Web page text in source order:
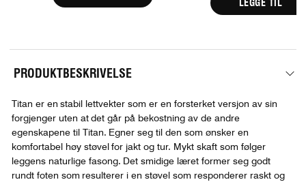
LEGGE TIL
PRODUKTBESKRIVELSE
Titan er en stabil lettvekter som er en forsterket versjon av sin
forgjenger uten at det går på bekostning av de andre
egenskapene til Titan. Egner seg til den som ønsker en
komfortabel høy støvel for jakt og tur. Mykt skaft som følger
leggens naturlige fasong. Det smidige læret former seg godt
rundt foten som resulterer i en støvel som responderer raskt og